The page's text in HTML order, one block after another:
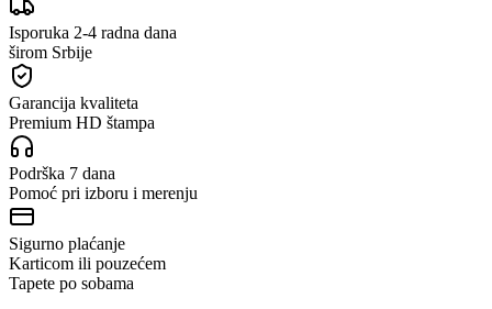
Isporuka 2-4 radna dana
širom Srbije
Garancija kvaliteta
Premium HD štampa
Podrška 7 dana
Pomoć pri izboru i merenju
Sigurno plaćanje
Karticom ili pouzećem
Tapete po sobama